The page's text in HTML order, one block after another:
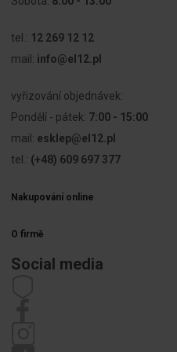
tel.: 12 269 12 12
mail: info@el12.pl
vyřizování objednávek:
Pondělí - pátek: 7:00 - 15:00
mail: esklep@el12.pl
tel.: (+48) 609 697 377
Nakupování online
Způsoby doručení
Platby
O firmě
Kariéra
Social media